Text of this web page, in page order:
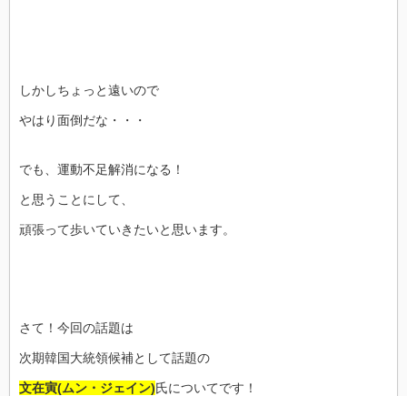
しかしちょっと遠いので
やはり面倒だな・・・
でも、運動不足解消になる！
と思うことにして、
頑張って歩いていきたいと思います。
さて！今回の話題は
次期韓国大統領候補として話題の
文在寅(ムン・ジェイン)氏についてです！